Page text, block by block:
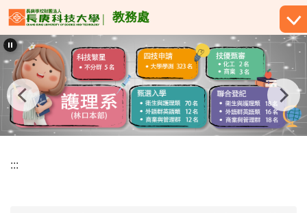
跳
到
主
要
內
容
區
教務處
:::